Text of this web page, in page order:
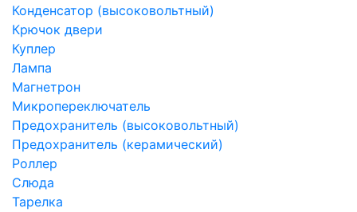
Конденсатор (высоковольтный)
Крючок двери
Куплер
Лампа
Магнетрон
Микропереключатель
Предохранитель (высоковольтный)
Предохранитель (керамический)
Роллер
Слюда
Тарелка